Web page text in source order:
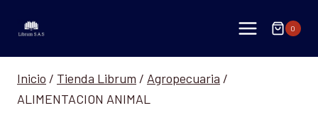
0
Inicio / Tienda Librum / Agropecuaria /
ALIMENTACION ANIMAL